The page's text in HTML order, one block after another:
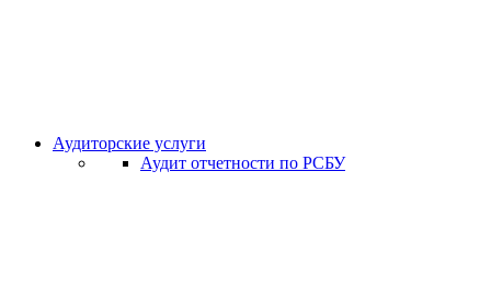
Аудиторские услуги
Аудит отчетности по РСБУ